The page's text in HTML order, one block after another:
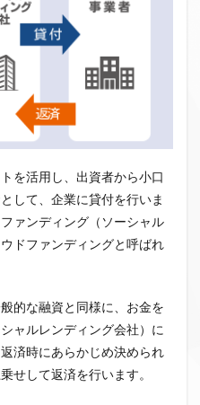
を活用し、出資者から小口
して、企業に貸付を行いま
ァンディング（ソーシャル
ドファンディングと呼ばれ
的な融資と同様に、お金を
ャルレンディング会社）に
済時にあらかじめ決められ
せして返済を行います。